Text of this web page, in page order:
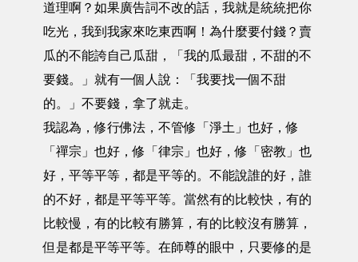
道理啊？如果廣告詞不改的話，我就是統統把你
吃光，我到我家來吃東西啊！為什麼要付錢？賣
瓜的不能誇自己瓜甜，「我的瓜最甜，不甜的不
要錢。」就有一個人說：「我要找一個不甜
的。」不要錢，拿了就走。
我認為，修行佛法，不管修「淨土」也好，修
「禪宗」也好，修「律宗」也好，修「密教」也
好，平等平等，都是平等的。不能說誰的好，誰
的不好，都是平等平等。當然有的比較快，有的
比較慢，有的比較有勝算，有的比較沒有勝算，
但是都是平等平等。在師尊的眼中，只要修的是